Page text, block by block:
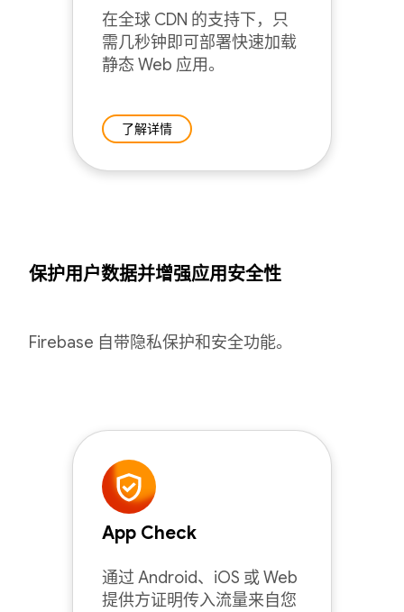
在全球 CDN 的支持下，只
需几秒钟即可部署快速加载
静态 Web 应用。
了解详情
保护用户数据并增强应用安全性
Firebase 自带隐私保护和安全功能。
App Check
通过 Android、iOS 或 Web
提供方证明传入流量来自您